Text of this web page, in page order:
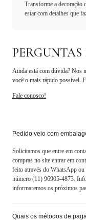
Transforme a decoração
estar com detalhes que
PERGUNTAS
Ainda está com dúvida? Nos
você o mais rápido possível.
Fale conosco!
Pedido veio com
Solicitamos que entre em
compras no site entrar em
feito através do WhatsApp ou
número (11) 96905-4873.
informaremos os próximos
Quais os métodos de